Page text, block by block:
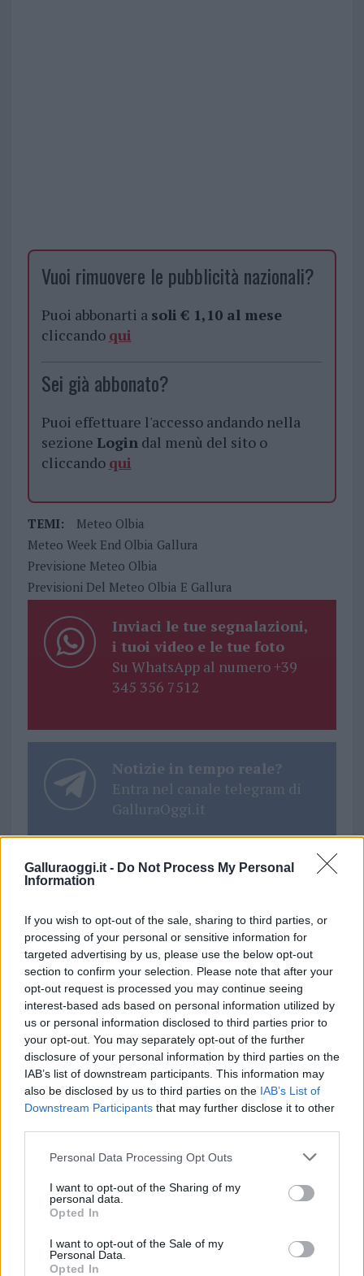
Galluraoggi.it - Do Not Process My Personal
Information
If you wish to opt-out of the sale, sharing to third parties, or
processing of your personal or sensitive information for
targeted advertising by us, please use the below opt-out
section to confirm your selection. Please note that after your
opt-out request is processed you may continue seeing
interest-based ads based on personal information utilized by
us or personal information disclosed to third parties prior to
your opt-out. You may separately opt-out of the further
disclosure of your personal information by third parties on the
IAB’s list of downstream participants. This information may
also be disclosed by us to third parties on the IAB’s List of
Downstream Participants that may further disclose it to other
Please note that this website/app uses one or more Google
not limited to your visit or usage behaviour. You may click to
grant or deny consent to Google and its third-party tags to
use your data for below specified purposes in below Google
consent section.
Personal Data Processing Opt Outs
I want to opt-out of the Sharing of my
personal data.
Opted In
I want to opt-out of the Sale of my
Personal Data.
Opted In
Vuoi rimuovere le pubblicità nazionali?
Puoi abbonarti a soli € 1,10 al mese
cliccando qui
Sei già abbonato?
Puoi effettuare l'accesso andando nella
sezione Logindal menù del sito o
cliccando qui
TEMI:
Meteo Olbia
Meteo Week End Olbia Gallura
Previsione Meteo Olbia
Previsioni Del Meteo Olbia E Gallura
Inviaci le tue segnalazioni,
i tuoi video e le tue foto
Su WhatsApp al numero +39
345 356 7512
Notizie in tempo reale?
Entra nel canale telegram di
GalluraOggi.it
daGoogle News
Condividi l'articolo
F
a
ce
b
o
k
T
w
it
te
r
Pi
n
te
re
st
W
h
at
s
A
p
p
S
h
a
re
Articolo precedente
NOTIZIE RECENTI
Le previsioni meteo per il weekend a Olbia e in
Gallura